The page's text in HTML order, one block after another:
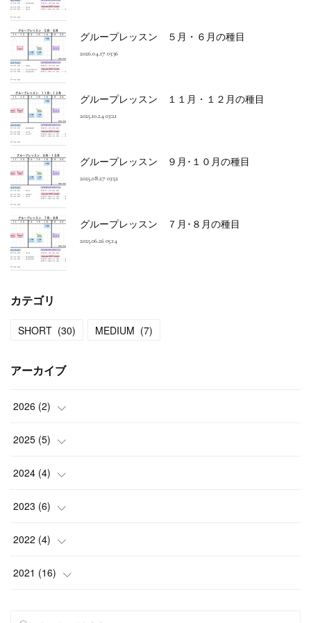
グループレッスン ５月・６月の種目
2026.04.17 03:36
グループレッスン １１月・１２月の種目
2025.10.24 03:21
グループレッスン ９月･１０月の種目
2025.08.27 03:52
グループレッスン ７月･８月の種目
2025.06.26 05:14
カテゴリ
SHORT (30) MEDIUM (7)
アーカイブ
2026 (2)
(1
(1
2025 (5)
(1
(1
(1
( 1)
2024 (4)
(1
(1
(1)
2023 (6)
(1
(1)
2022 (4)
(1)
2021 (16)